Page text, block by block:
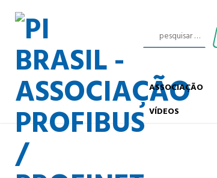
ASSOCIAÇÃO
VÍDEOS